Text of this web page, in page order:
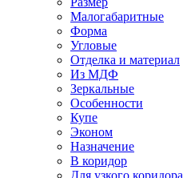
Малогабаритные
Форма
Угловые
Отделка и материал
Из МДФ
Зеркальные
Особенности
Купе
Эконом
Назначение
В коридор
Для узкого коридора